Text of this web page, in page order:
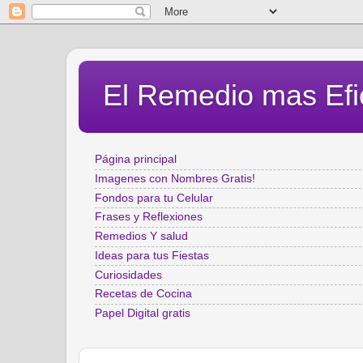
El Remedio mas
Página principal
Imagenes con Nombres Gratis!
Fondos para tu Celular
Frases y Reflexiones
Remedios Y salud
Ideas para tus Fiestas
Curiosidades
Recetas de Cocina
Papel Digital gratis